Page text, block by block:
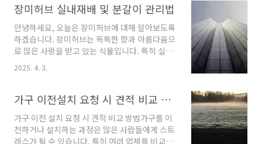
습니다.교합 불균형: 크라운의 높이나 위치가 적
절하지 않을..
이번 포스트에서는 심장사상충 예방약의 복용 시
기, 부작용, 그리고 다양한 예방약에 대해 알아보
도록 하겠습니다.심장사상충 예방약 복용 시기심
장사상충 예방은 강아지가 생후 6주부터 시작할
수 있습니다. 이 시점부터 예방약을 정기적으로
투여하는 것이 좋습니다. 성견의 경우에는 체중
중이거나 수유 중인 반려견에게는 예방약을 투여
할 필요가 없습니..
장미허브 실내재배 및 분갈이 관리법
안녕하세요, 오늘은 장미허브에 대해 알아보도록
하겠습니다. 장미허브는 독특한 향과 아름다움으
로 많은 사랑을 받고 있는 식물입니다. 특히 실내
애호가들도 손쉽게 기를 수 있습니다. 이번 글에
분갈이에 대한 정보를 자세히 설명하겠습니다.장
미허브란?장미허브, 또는 로즈허브는 꿀풀과에
속하는 다육 식물로, 원산지는 주로 멕시코입니
다. 이 식물의 특징은 두툼한 잎과 함께 장미와 유
2025. 4. 3.
가구 이전설치 요청 시 견적 비교 방법
가구 이전 설치 요청 시 견적 비교 방법가구를 이
전하거나 설치하는 과정은 많은 사람들에게 스트
레스가 될 수 있습니다. 특히 여러 업체를 비교하